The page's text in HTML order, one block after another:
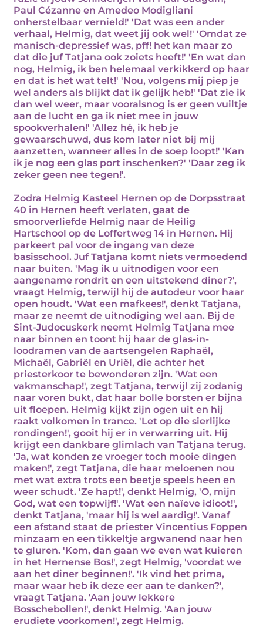
Paul Cézanne en Amedeo Modigliani
onherstelbaar vernield!' 'Dat was een ander
verhaal, Helmig, dat weet jij ook wel!' 'Omdat ze
manisch-depressief was, pff! het kan maar zo
dat die juf Tatjana ook zoiets heeft!' 'En wat dan
nog, Helmig, ik ben helemaal verkikkerd op haar
en dat is het wat telt!' 'Nou, volgens mij piep je
wel anders als blijkt dat ik gelijk heb!' 'Dat zie ik
dan wel weer, maar vooralsnog is er geen vuiltje
aan de lucht en ga ik niet mee in jouw
spookverhalen!' 'Allez hé, ik heb je
gewaarschuwd, dus kom later niet bij mij
aanzetten, wanneer alles in de soep loopt!' 'Kan
ik je nog een glas port inschenken?' 'Daar zeg ik
zeker geen nee tegen!'.
Zodra Helmig Kasteel Hernen op de Dorpsstraat
40 in Hernen heeft verlaten, gaat de
smoorverliefde Helmig naar de Heilig
Hartschool op de Loffertweg 14 in Hernen. Hij
parkeert pal voor de ingang van deze
basisschool. Juf Tatjana komt niets vermoedend
naar buiten. 'Mag ik u uitnodigen voor een
aangename rondrit en een uitstekend diner?',
vraagt Helmig, terwijl hij de autodeur voor haar
open houdt. 'Wat een mafkees!', denkt Tatjana,
maar ze neemt de uitnodiging wel aan. Bij de
Sint-Judocuskerk neemt Helmig Tatjana mee
naar binnen en toont hij haar de glas-in-
loodramen van de aartsengelen Raphaël,
Michaël, Gabriël en Uriël, die achter het
priesterkoor te bewonderen zijn. 'Wat een
vakmanschap!', zegt Tatjana, terwijl zij zodanig
naar voren bukt, dat haar bolle borsten er bijna
uit floepen. Helmig kijkt zijn ogen uit en hij
raakt volkomen in trance. 'Let op die sierlijke
rondingen!', gooit hij er in verwarring uit. Hij
krijgt een dankbare glimlach van Tatjana terug.
'Ja, wat konden ze vroeger toch mooie dingen
maken!', zegt Tatjana, die haar meloenen nou
met wat extra trots een beetje speels heen en
weer schudt. 'Ze hapt!', denkt Helmig, 'O, mijn
God, wat een topwijf!'. 'Wat een naïeve idioot!',
denkt Tatjana, 'maar hij is wel aardig!'. Vanaf
een afstand staat de priester Vincentius Foppen
minzaam en een tikkeltje argwanend naar hen
te gluren. 'Kom, dan gaan we even wat kuieren
in het Hernense Bos!', zegt Helmig, 'voordat we
aan het diner beginnen!'. 'Ik vind het prima,
maar waar heb ik deze eer aan te danken?',
vraagt Tatjana. 'Aan jouw lekkere
Bosschebollen!', denkt Helmig. 'Aan jouw
erudiete voorkomen!', zegt Helmig.